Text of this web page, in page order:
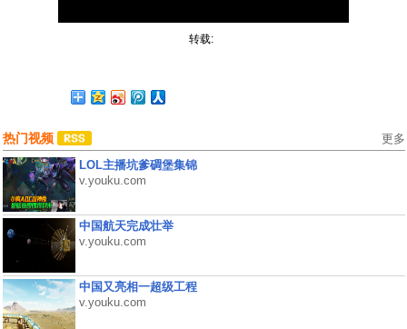
转载:
热门视频 更多
LOL主播坑爹碉堡集锦
v.youku.com
中国航天完成壮举
v.youku.com
中国又亮相一超级工程
v.youku.com